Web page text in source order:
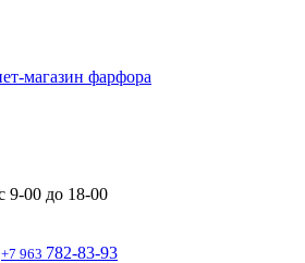
9-00 до 18-00
+7 963 782-83-93